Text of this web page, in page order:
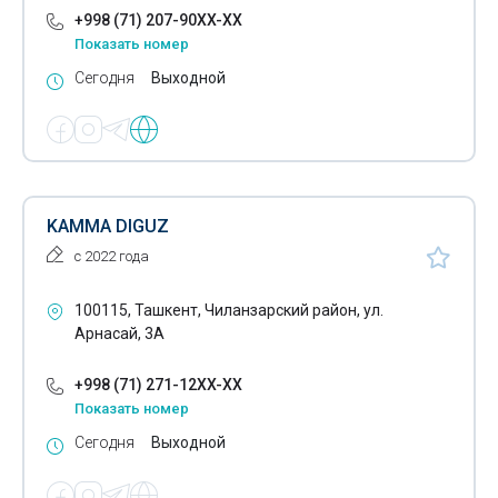
+998 (71) 207-90XX-XX
Показать номер
Сегодня Выходной
KAMMA DIGUZ
с 2022 года
100115, Ташкент, Чиланзарский район, ул.
Арнасай, 3А
+998 (71) 271-12XX-XX
Показать номер
Сегодня Выходной